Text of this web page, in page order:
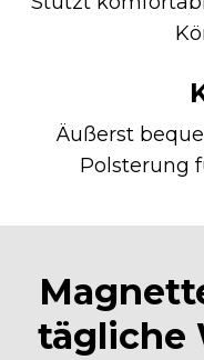
Äußerst
Polsterung
tägliche